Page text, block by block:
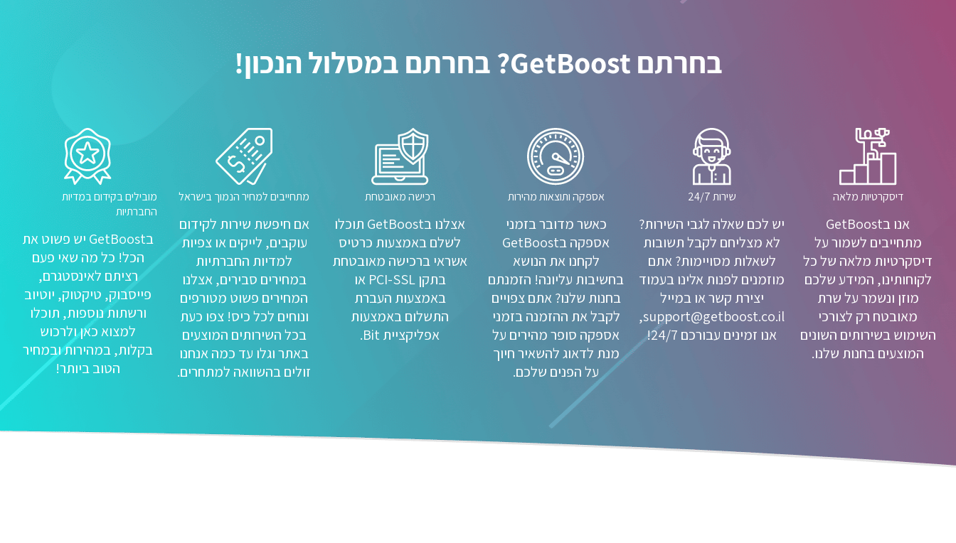
בחרתם GetBoost? בחרתם במסלול הנכון!
דיסקרטיות מלאה
אנו בGetBoost
מתחייבים לשמור על
דיסקרטיות מלאה של כל
לקוחותינו, המידע שלכם
מוזן ונשמר על שרת
מאובטח רק לצורכי
השימוש בשירותים השונים
המוצעים בחנות שלנו.
שירות 24/7
יש לכם שאלה לגבי השירות?
לא מצליחם לקבל תשובות
לשאלות מסויימות? אתם
מוזמנים לפנות אלינו בעמוד
יצירת קשר או במייל
support@getboost.co.il,
אנו זמינים עבורכם 24/7!
אספקה ותוצאות מהירות
כאשר מדובר בזמני
אספקה בGetBoost
לקחנו את הנושא
בחשיבות עליונה! הזמנתם
בחנות שלנו? אתם צפויים
לקבל את ההזמנה בזמני
אספקה סופר מהירים על
מנת לדאוג להשאיר חיוך
על הפנים שלכם.
רכישה מאובטחת
אצלנו בGetBoost תוכלו
לשלם באמצעות כרטיס
אשראי ברכישה מאובטחת
בתקן PCI-SSL או
באמצעות העברת
התשלום באמצעות
אפליקציית Bit.
מתחייבים למחיר הנמוך בישראל
אם חיפשת שירות לקידום
עוקבים, לייקים או צפיות
למדיות החברתיות
במחירים סבירים, אצלנו
המחירים פשוט מטורפים
ונוחים לכל כיס! צפו כעת
בכל השירותים המוצעים
באתר וגלו עד כמה אנחנו
זולים בהשוואה למתחרים.
מובילים בקידום במדיות
החברתיות
בGetBoost יש פשוט את
הכל! כל מה שאי פעם
רציתם לאינסטגרם,
פייסבוק, טיקטוק, יוטיוב
ורשתות נוספות, תוכלו
למצוא כאן ולרכוש
בקלות, במהירות ובמחיר
הטוב ביותר!